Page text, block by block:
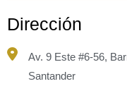
Dirección
Av. 9 Este #6-56,
Santander